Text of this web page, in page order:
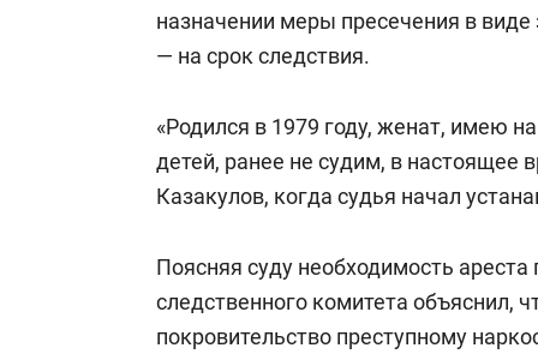
назначении меры пресечения в
— на срок следствия.
«Родился в 1979 году, женат, имею
детей, ранее не судим, в настоящее
Казакулов, когда судья начал
Поясняя суду необходимость
следственного комитета объяснил,
покровительство преступному